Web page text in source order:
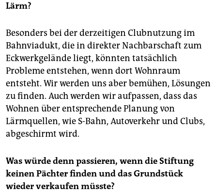
Lärm?
Besonders bei der derzeitigen Clubnutzung im
Bahnviadukt, die in direkter Nachbarschaft zum
Eckwerkgelände liegt, könnten tatsächlich
Probleme entstehen, wenn dort Wohnraum
entsteht. Wir werden uns aber bemühen, Lösungen
zu finden. Auch werden wir aufpassen, dass das
Wohnen über entsprechende Planung von
Lärmquellen, wie S-Bahn, Autoverkehr und Clubs,
abgeschirmt wird.
Was würde denn passieren, wenn die Stiftung
keinen Pächter finden und das Grundstück
wieder verkaufen müsste?